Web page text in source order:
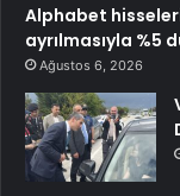
Alphabet
ayrılmasıyla %5
Ağustos 6, 2026